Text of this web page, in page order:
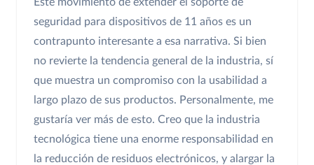
seguridad para dispositivos de 11 años es un
contrapunto interesante a esa narrativa. Si bien
no revierte la tendencia general de la industria, sí
que muestra un compromiso con la usabilidad a
largo plazo de sus productos. Personalmente, me
gustaría ver más de esto. Creo que la industria
tecnológica tiene una enorme responsabilidad en
la reducción de residuos electrónicos, y alargar la